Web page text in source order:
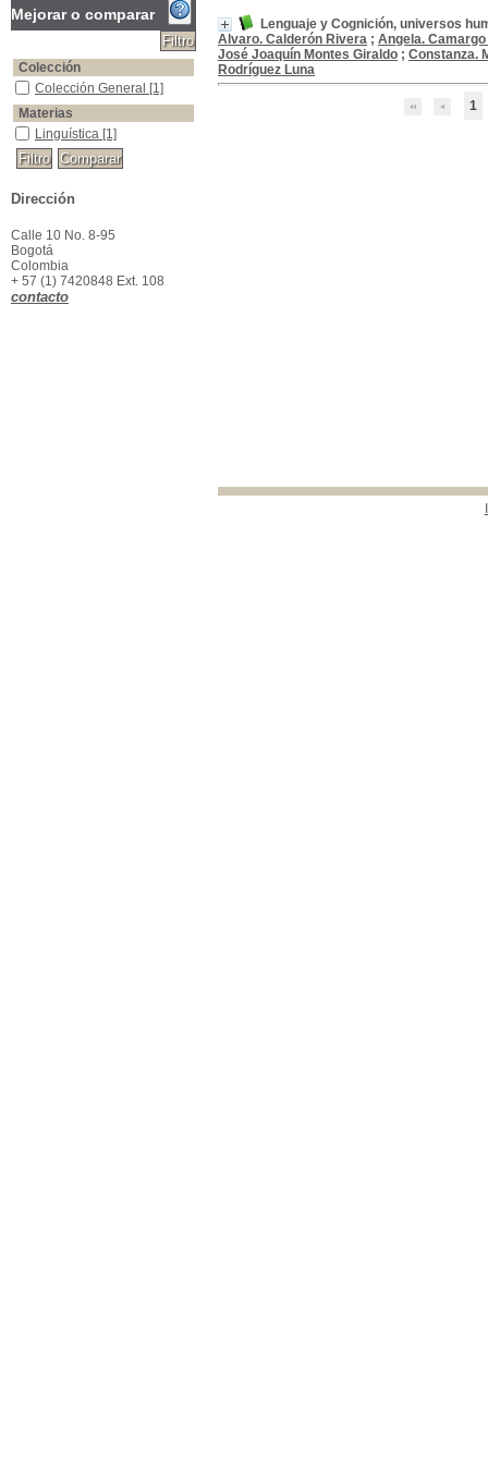
Lenguaje y Cognición, universos
Alvaro. Calderón Rivera ; Angela.
José Joaquín Montes Giraldo ; Constanza.
Rodríguez Luna
1
Mejorar o comparar
Colección
Colección General
Colección General [1]
Materias
Linguística
Linguística [1]
Dirección
Calle 10 No. 8-95
Bogotá
Colombia
+ 57 (1) 7420848 Ext. 108
contacto